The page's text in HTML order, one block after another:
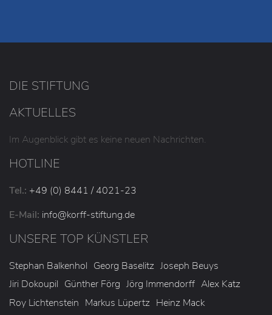
DIE STIFTUNG
AKTUELLES
Im Augenblick gibt es keine neuen Nachrichten.
HOTLINE
Tel.: +49 (0) 8441 / 4021-23
E-Mail: info@korff-stiftung.de
UNSERE TOP KÜNSTLER
Stephan Balkenhol Georg Baselitz Joseph Beuys
Jiri Dokoupil Günther Förg Jörg Immendorff Alex Katz
Roy Lichtenstein Markus Lüpertz Heinz Mack